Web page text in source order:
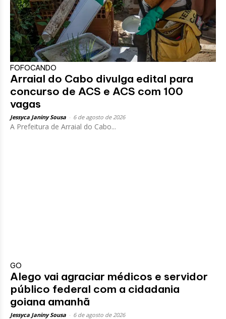
FOFOCANDO
Arraial do Cabo divulga edital para
concurso de ACS e ACS com 100
vagas
Jessyca Janiny Sousa 6 de agosto de 2026
A Prefeitura de Arraial do Cabo...
GO
Alego vai agraciar médicos e servidor
público federal com a cidadania
goiana amanhã
Jessyca Janiny Sousa 6 de agosto de 2026